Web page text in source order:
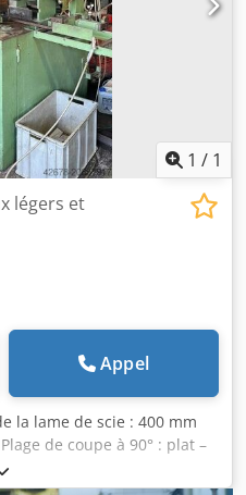
1 / 1
légers et
Appel
la lame de scie : 400 mm
de coupe à 90° : plat –
Plage de coupe à 90°
à 45° : plat – 200 x 45 mm